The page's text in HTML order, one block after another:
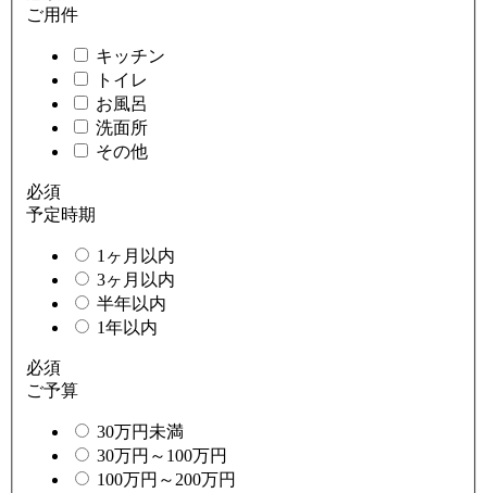
ご用件
キッチン
トイレ
お風呂
洗面所
その他
必須
予定時期
1ヶ月以内
3ヶ月以内
半年以内
1年以内
必須
ご予算
30万円未満
30万円～100万円
100万円～200万円